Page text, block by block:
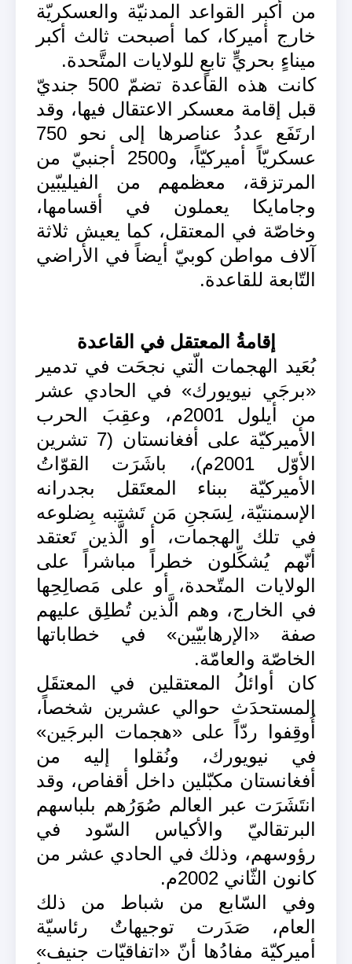
من أكبر القواعد المدنيّة والعسكريّة
خارج أميركا، كما أصبحت ثالث أكبر
ميناءٍ بحريٍّ تابعٍ للولايات المتَّحدة.
كانت هذه القاعدة تضمّ 500 جنديّ
قبل إقامة معسكر الاعتقال فيها، وقد
ارتَفَع عددُ عناصرها إلى نحو 750
عسكريّاً أميركيّاً، و2500 أجنبيّ من
المرتزقة، معظمهم من الفيليبّين
وجامايكا يعملون في أقسامها،
وخاصّة في المعتقل، كما يعيش ثلاثة
آلاف مواطن كوبيّ أيضاً في الأراضي
التّابعة للقاعدة.
إقامةُ المعتقل في القاعدة
بُعَيد الهجمات الّتي نجحَت في تدمير
«برجَي نيويورك» في الحادي عشر
من أيلول 2001م، وعقِبَ الحرب
الأميركيّة على أفغانستان (7 تشرين
الأوّل 2001م)، باشَرَت القوّاتُ
الأميركيّة ببناء المعتَقل بجدرانه
الإسمنتيّة، لِسَجنِ مَن تَشتبه بِضلوعه
في تلك الهجمات، أو الَّذين تَعتقد
أنّهم يُشكِّلون خطراً مباشراً على
الولايات المتّحدة، أو على مَصالِحِها
في الخارج، وهم الَّذين تُطلِق عليهم
صفة «الإرهابيّين» في خطاباتها
الخاصّة والعامّة.
كان أوائلُ المعتقلين في المعتقَل
المستحدَث حوالي عشرين شخصاً،
أُوقِفوا ردّاً على «هجمات البرجَين»
في نيويورك، ونُقلوا إليه من
أفغانستان مكبّلين داخل أقفاص، وقد
انتَشَرَت عبر العالم صُوَرُهم بلباسهم
البرتقاليّ والأكياس السّود في
رؤوسهم، وذلك في الحادي عشر من
كانون الثّاني 2002م.
وفي السّابع من شباط من ذلك
العام، صَدَرت توجيهاتٌ رئاسيّة
أميركيّة مفادُها أنّ «اتفاقيّات جنيف»